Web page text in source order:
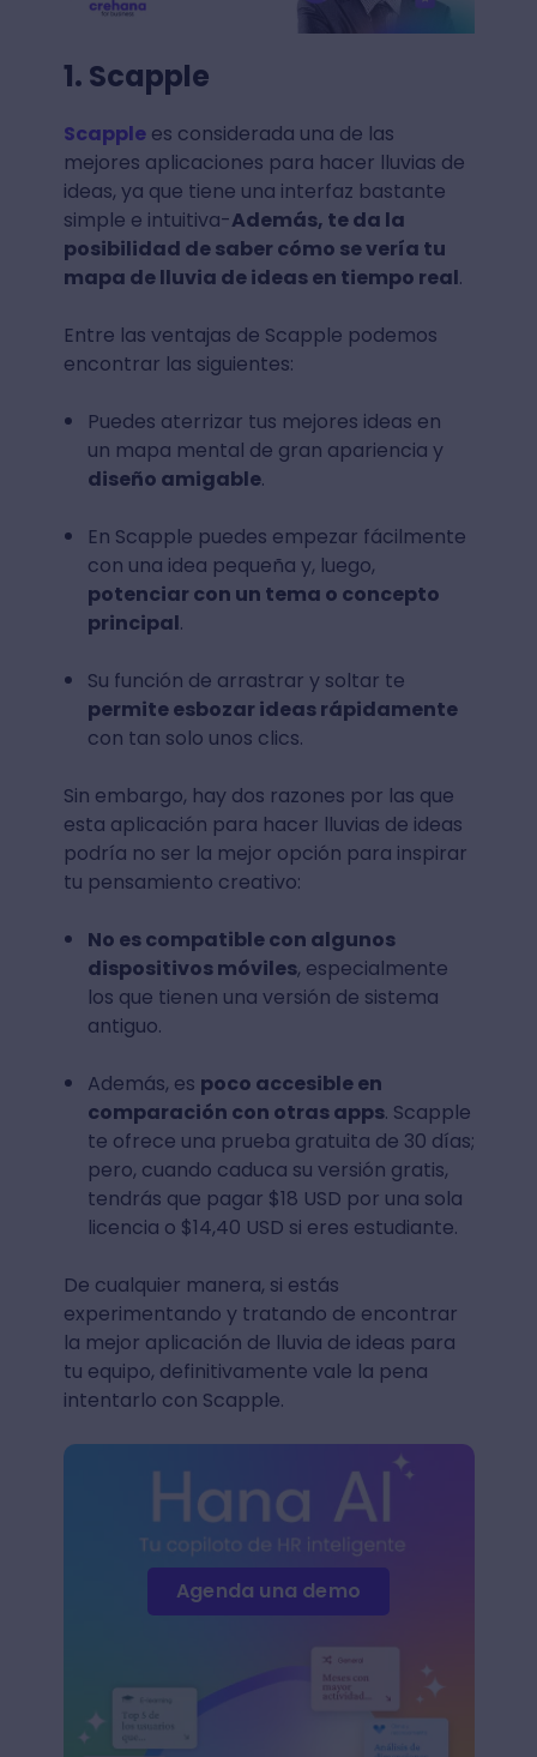
1. Scapple
Scapplees considerada una de las
mejores aplicaciones para hacer lluvias de
ideas, ya que tiene una interfaz bastante
simple e intuitiva-Además, te da la
posibilidad de saber cómo se vería tu
mapa de lluvia de ideas en tiempo real.
Entre las ventajas de Scapple podemos
encontrar las siguientes:
Puedes aterrizar tus mejores ideas en
un mapa mental de gran apariencia y
diseño amigable.
En Scapple puedes empezar fácilmente
con una idea pequeña y, luego,
potenciar con un tema o concepto
principal.
Su función de arrastrar y soltar te
permite esbozar ideas rápidamente
con tan solo unos clics.
Sin embargo, hay dos razones por las que
esta aplicación para hacer lluvias de ideas
podría no ser la mejor opción para inspirar
tu pensamiento creativo:
No es compatible con algunos
dispositivos móviles, especialmente
los que tienen una versión de sistema
antiguo.
Además, es poco accesible en
comparación con otras apps. Scapple
te ofrece una prueba gratuita de 30 días;
pero, cuando caduca su versión gratis,
tendrás que pagar $18 USD por una sola
licencia o $14,40 USD si eres estudiante.
De cualquier manera, si estás
experimentando y tratando de encontrar
la mejor aplicación de lluvia de ideas para
tu equipo, definitivamente vale la pena
intentarlo con Scapple.
Agenda una demo